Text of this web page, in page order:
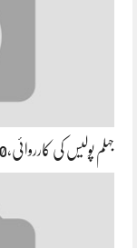
جہلم پولیس کی کارروائی،10 سالہ بچے کو جنسی زیادتی کا نشانہ بنانے والا ملزم…